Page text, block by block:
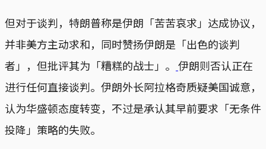
但对于谈判，特朗普称是伊朗「苦苦哀求」达成协议，
并非美方主动求和，同时赞扬伊朗是「出色的谈判
者」，但批评其为「糟糕的战士」。 伊朗则否认正在
进行任何直接谈判。伊朗外长阿拉格奇质疑美国诚意，
认为华盛顿态度转变，不过是承认其早前要求「无条件
投降」策略的失败。